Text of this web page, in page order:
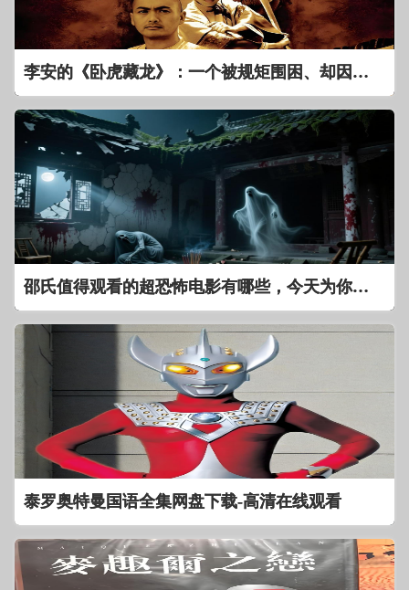
李安的《卧虎藏龙》：一个被规矩围困、却因情欲而裂开的江湖
邵氏值得观看的超恐怖电影有哪些，今天为你介绍下！
泰罗奥特曼国语全集网盘下载-高清在线观看